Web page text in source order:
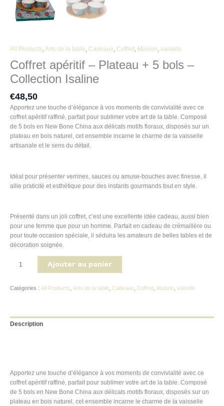
All Products,Arts de la table, Cadeaux, Coffret, Maison, vaiselle
Coffret apéritif – Plateau + 5 bols –
Collection Isaline
€48,50
Apportez une touche d’élégance à vos moments de convivialité avec ce
coffret apéritif raffiné, parfait pour sublimer votre art de la table. Composé
de 5 bols en New Bone China aux délicats motifs floraux, disposés sur un
plateau en bois naturel, cet ensemble incarne le charme de la vaisselle
artisanale et le sens du détail.
Idéal pour présenter verrines, sauces ou amuse-bouches avec finesse, il
allie praticité et esthétique pour des instants gourmands tout en style.
Présenté dans un joli coffret, c’est une excellente idée cadeau, aussi bien
pour une femme que pour un homme. Parfait en cadeau de crémaillère ou
pour toute occasion spéciale, il séduira les amateurs de belles tables et de
décoration soignée.
Ajouter au panier
Catégories : All Products Arts de la table Cadeaux Coffret Maison vaiselle
Description
Apportez une touche d’élégance à vos moments de convivialité avec ce
coffret apéritif raffiné, parfait pour sublimer votre art de la table. Composé
de 5 bols en New Bone China aux délicats motifs floraux, disposés sur un
plateau en bois naturel, cet ensemble incarne le charme de la vaisselle